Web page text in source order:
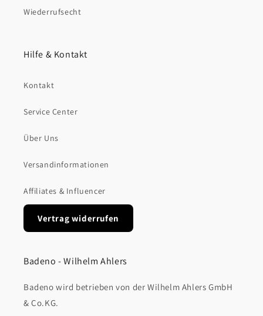
Wiederrufsecht
Hilfe & Kontakt
Kontakt
Service Center
Über Uns
Versandinformationen
Affiliates & Influencer
Vertrag widerrufen
Badeno - Wilhelm Ahlers
Badeno wird betrieben von der Wilhelm Ahlers GmbH
& Co.KG.